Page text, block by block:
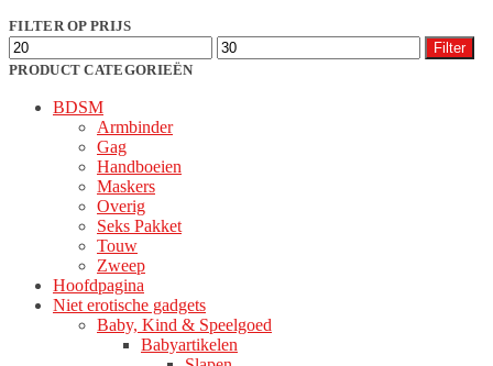
FILTER OP PRIJS
Min.
prijs
Max.
prijs
Filter
PRODUCT CATEGORIEËN
BDSM
Armbinder
Gag
Handboeien
Maskers
Overig
Seks Pakket
Touw
Zweep
Hoofdpagina
Niet erotische gadgets
Baby, Kind & Speelgoed
Babyartikelen